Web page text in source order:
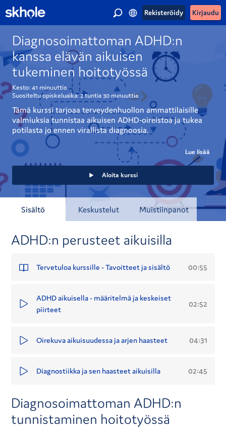
Kirjaudu
Rekisteröidy
Diagnosoimattoman ADHD:n
kanssa elävän aikuisen
tukeminen hoitotyössä
Kesto:41 minuuttia
Suositeltu opiskeluaika:2 tuntia30 minuuttia
Tämä kurssi tarjoaa terveydenhuollon ammattilaisille
valmiuksia tunnistaa aikuisen ADHD-oireistoa ja tukea
potilasta jo ennen virallista diagnoosia.
Aikuisuudessa ADHD voi ilmetä esimerkiksi sisäisenä
levottomuutena, tunnesäätelyn haasteina ja
toiminnanohjauksen vaikeuksina. Oireet voivat myös
peittyä muiden mielenterveysongelmien alle.
Vastaanottotyössä on tärkeää huomioida
diagnosoimattoman ADHD:n mahdollisuus etenkin, jos
oirekuva on monimuotoinen tai pitkittynyt.
riittämättömyyden tunnetta ja haastaa arjen hallintaa.
- Tunnistamaan aikuisiän ADHD:n keskeiset piirteet
pilkkomista ja omahoito-ohjelma potilaan arjen tueksi.
- Ohjaamaan potilasta itsetuntemuksen vahvistamisessa
hoitajan roolia sen tunnistamisessa, ohjauksessa ja
Kurssi on toteutettu osana sairaanhoitajaopiskelijoiden
Lue lisää
Aloita kurssi
Sisältö Keskustelut Muistiinpanot
ADHD:n perusteet aikuisilla
Tervetuloa kurssille - Tavoitteet ja sisältö 00:55
ADHD aikuisella - määritelmä ja keskeiset
piirteet
02:52
Oirekuva aikuisuudessa ja arjen haasteet 04:31
Diagnostiikka ja sen haasteet aikuisilla 02:45
Diagnosoimattoman ADHD:n
tunnistaminen hoitotyössä